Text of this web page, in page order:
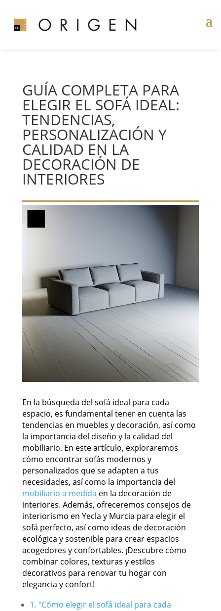
GUÍA COMPLETA PARA
ELEGIR EL SOFÁ IDEAL:
TENDENCIAS,
PERSONALIZACIÓN Y
CALIDAD EN LA
DECORACIÓN DE
INTERIORES
En la búsqueda del sofá ideal para cada
espacio, es fundamental tener en cuenta las
tendencias en muebles y decoración, así como
la importancia del diseño y la calidad del
mobiliario. En este artículo, exploraremos
cómo encontrar sofás modernos y
personalizados que se adapten a tus
necesidades, así como la importancia del
mobiliario a medida en la decoración de
interiores. Además, ofreceremos consejos de
interiorismo en Yecla y Murcia para elegir el
sofá perfecto, así como ideas de decoración
ecológica y sostenible para crear espacios
acogedores y confortables. ¡Descubre cómo
combinar colores, texturas y estilos
decorativos para renovar tu hogar con
elegancia y confort!
1. "Cómo elegir el sofá ideal para cada